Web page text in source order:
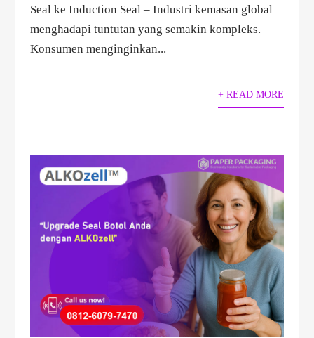
Seal ke Induction Seal – Industri kemasan global
menghadapi tuntutan yang semakin kompleks.
Konsumen menginginkan...
+ READ MORE